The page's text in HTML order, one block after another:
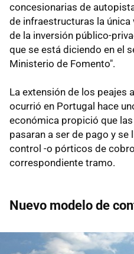
concesionarias de
de infraestructuras la única
de la inversión público-
que se está diciendo en el
Ministerio de Fomento".
La extensión de los peajes
ocurrió en Portugal hace
económica propició que
pasaran a ser de pago y se
control -o pórticos de
correspondiente tramo.
Nuevo modelo de